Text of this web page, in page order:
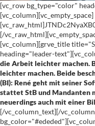
[vc_row bg_type="color"
[vc_column][vc_empty_space]
[/
[vc_column][grve_title
heading="leader-
die Arbeit leichter machen.
leichter machen. Beide
(BI): René geht mit seiner
stattet StB und Mandanten
neuerdings auch mit einer
[/vc_column_text][/